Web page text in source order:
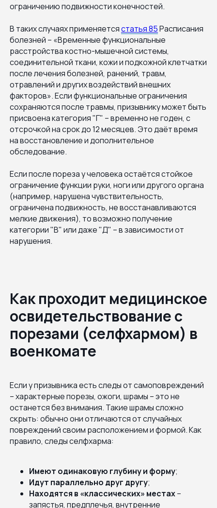
ограничению подвижности конечностей.
В таких случаях применяетсястатья 85Расписания
болезней – «Временные функциональные
расстройства костно-мышечной системы,
соединительной ткани, кожи и подкожной клетчатки
после лечения болезней, ранений, травм,
отравлений и других воздействий внешних
факторов». Если функциональные ограничения
сохраняются после травмы, призывнику может быть
присвоена категория "Г" – временно не годен, с
отсрочкой на срок до 12 месяцев. Это даёт время
на восстановление и дополнительное
обследование.
Если после пореза у человека остаётся стойкое
ограничение функции руки, ноги или другого органа
(например, нарушена чувствительность,
ограничена подвижность, не восстанавливаются
мелкие движения), то возможно получение
категории "В" или даже "Д" – в зависимости от
нарушения.
Как проходит медицинское
освидетельствование с
порезами (селфхармом) в
военкомате
Если у призывника есть следы от самоповреждений
– характерные порезы, ожоги, шрамы – это не
останется без внимания. Такие шрамы сложно
скрыть: обычно они отличаются от случайных
повреждений своим расположением и формой. Как
правило, следы селфхарма:
Имеют одинаковую глубину и форму;
Идут параллельно друг другу;
Находятся в «классических» местах–
запястья, предплечья, внутренние